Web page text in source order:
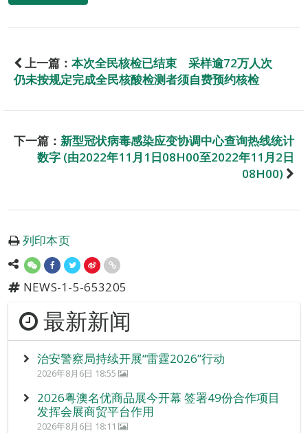
上一篇： 本次全民核检已结束 采样逾72万人次
仍未按规定完成全民核酸检测者须自费预约核检
下一篇： 新型冠状病毒感染应变协调中心查询热线统计
数字 (由2022年11月1日08H00至2022年11月2日
08H00)
列印本页
NEWS-1-5-653205
最新新闻
治安警察局持续开展“雷霆2026”行动
2026年8月6日 18:55
2026粤澳名优商品展今开幕 签署49份合作项目
发挥会展商贸平台作用
2026年8月6日 18:11